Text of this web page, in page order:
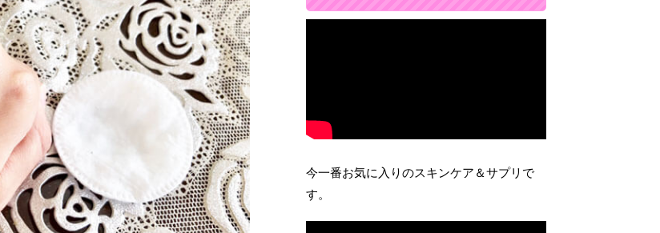
今一番お気に入りのスキンケア＆サプリで
す。